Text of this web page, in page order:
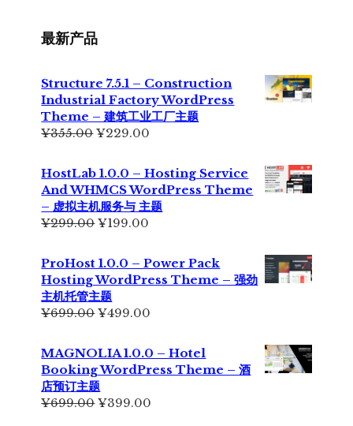
最新产品
Structure 7.5.1 – Construction
Industrial Factory WordPress
Theme – 建筑工业工厂主题
¥355.00原
为：
¥355.00。
¥229.00
价
格
为：
¥229.00。
HostLab 1.0.0 – Hosting Service
And WHMCS WordPress Theme
– 虚拟主机服务与 主题
¥299.00原
为：
¥299.00。
¥199.00
价
格
为：
ProHost 1.0.0 – Power Pack
Hosting WordPress Theme – 强劲
主机托管主题
¥699.00原
为：
¥699.00。
¥499.00
价
格
为：
MAGNOLIA 1.0.0 – Hotel
Booking WordPress Theme – 酒
店预订主题
¥699.00原
¥399.00